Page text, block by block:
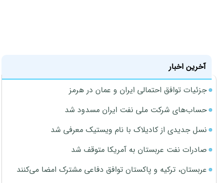
آخرین اخبار
جزئیات توافق احتمالی ایران و عمان در هرمز
حساب‌های شرکت ملی نفت ایران مسدود شد
نسل جدیدی از کادیلاک با نام ویستیک معرفی شد
صادرات نفت عربستان به آمریکا متوقف شد
عربستان، ترکیه و پاکستان توافق دفاعی مشترک امضا می‌کنند